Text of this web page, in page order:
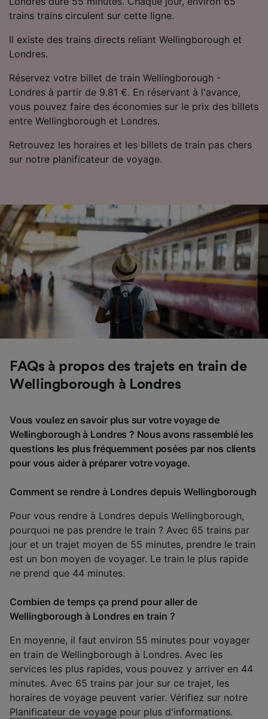
trains trains circulent sur cette ligne.
Il existe des trains directs reliant Wellingborough et
Londres.
Réservez votre billet de train Wellingborough -
Londres à partir de 9.81 €. En réservant à l'avance,
vous pouvez faire des économies sur le prix des billets
entre Wellingborough et Londres.
Retrouvez les horaires et les billets de train pas chers
sur notre planificateur de voyage.
FAQs à propos des trajets en train de
Wellingborough à Londres
Vous voulez en savoir plus sur votre voyage de
Wellingborough à Londres ? Nous avons rassemblé les
questions les plus fréquemment posées par nos clients
pour vous aider à préparer votre voyage.
Comment se rendre à Londres depuis Wellingborough
Pour vous rendre à Londres depuis Wellingborough,
pourquoi ne pas prendre le train ? Avec 65 trains par
jour et un trajet moyen de 55 minutes, prendre le train
est un bon moyen de voyager. Le train le plus rapide
ne prend que 44 minutes.
Combien de temps ça prend pour aller de
Wellingborough à Londres en train ?
En moyenne, il faut environ 55 minutes pour voyager
en train de Wellingborough à Londres. Avec les
services les plus rapides, vous pouvez y arriver en 44
minutes. Avec 65 trains par jour sur ce trajet, les
horaires de voyage peuvent varier. Vérifiez sur notre
Planificateur de voyage pour plus d'informations.